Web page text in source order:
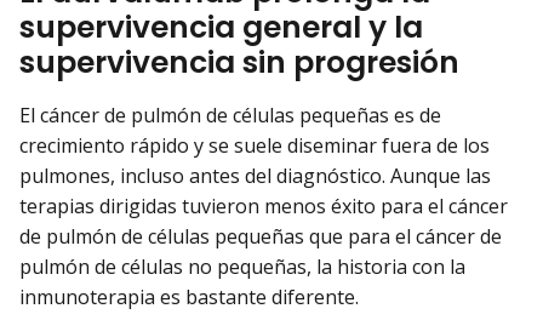
supervivencia general y la
supervivencia sin progresión
El cáncer de pulmón de células pequeñas es de
crecimiento rápido y se suele diseminar fuera de los
pulmones, incluso antes del diagnóstico. Aunque las
terapias dirigidas tuvieron menos éxito para el cáncer
de pulmón de células pequeñas que para el cáncer de
pulmón de células no pequeñas, la historia con la
inmunoterapia es bastante diferente.